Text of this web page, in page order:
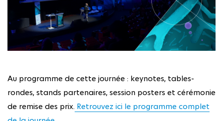
Au programme de cette journée : keynotes, tables-
rondes, stands partenaires, session posters et cérémonie
de remise des prix. Retrouvez ici le programme complet